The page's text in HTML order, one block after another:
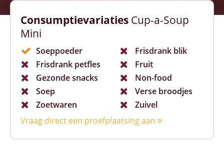
Consumptievariaties Cup-a-Soup
Mini
Soeppoeder
Frisdrank blik
Frisdrank petfles
Fruit
Gezonde snacks
Non-food
Soep
Verse broodjes
Zoetwaren
Zuivel
Vraag direct een proefplaatsing aan